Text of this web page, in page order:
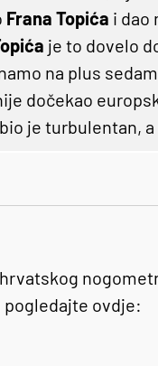
Frana Topića i dao
je to dovelo
na plus
dočekao
je turbulentan,
pogledajte ovdje: